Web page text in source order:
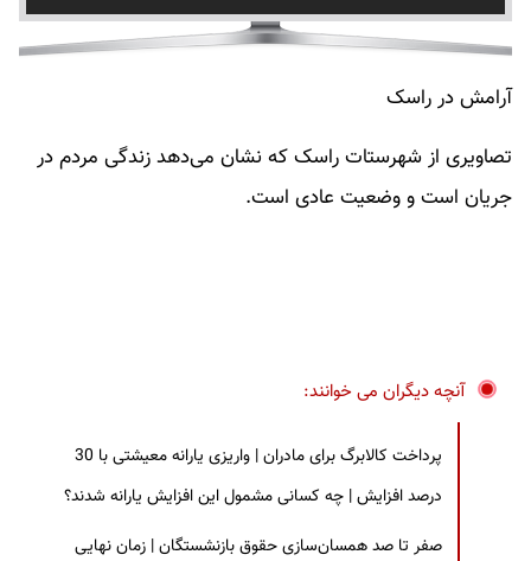
آرامش در راسک
تصاویری از شهرستات راسک که نشان می‌دهد زندگی مردم در
جریان است و وضعیت عادی است.
آنچه دیگران می خوانند:
پرداخت کالابرگ برای مادران | واریزی یارانه معیشتی با 30
درصد افزایش | چه کسانی مشمول این افزایش یارانه شدند؟
صفر تا صد همسان‌سازی حقوق بازنشستگان | زمان نهایی